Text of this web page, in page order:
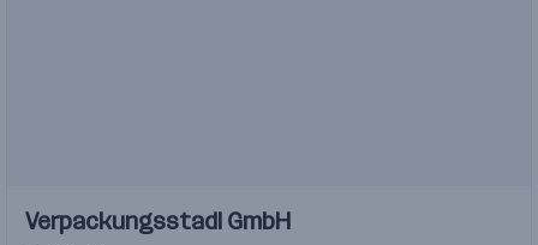
Einblicke
Verpackungsstadl GmbH